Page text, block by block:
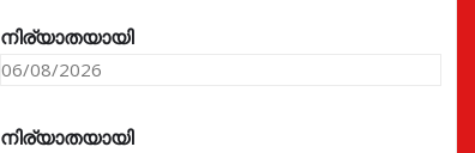
നിര്യാതയായി
06/08/2026
നിര്യാതയായി